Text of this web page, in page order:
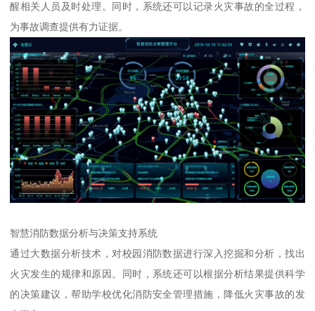
醒相关人员及时处理。同时，系统还可以记录火灾事故的全过程，
为事故调查提供有力证据。
智慧消防数据分析与决策支持系统
通过大数据分析技术，对校园消防数据进行深入挖掘和分析，找出
火灾发生的规律和原因。同时，系统还可以根据分析结果提供科学
的决策建议，帮助学校优化消防安全管理措施，降低火灾事故的发